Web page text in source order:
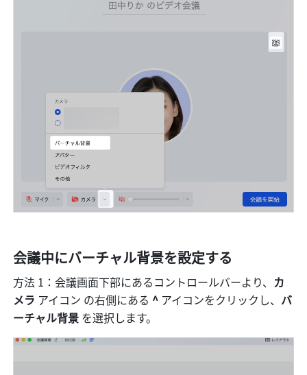
会議中にバーチャル背景を設定する
方法 1：会議画面下部にあるコントロールバーより、 カ
メラ アイコン の右側にある ^ アイコンをクリックし、 バ
ーチャル背景 を選択します。